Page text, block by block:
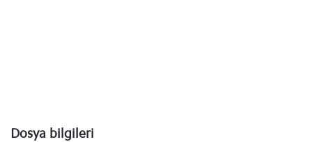
Dosya bilgileri